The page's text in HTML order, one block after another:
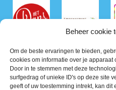
Beheer cookie
Om de beste ervaringen te bieden,
cookies om informatie over je apparaat
Door in te stemmen met deze
surfgedrag of unieke ID's op deze site
geeft of uw toestemming intrekt, kan